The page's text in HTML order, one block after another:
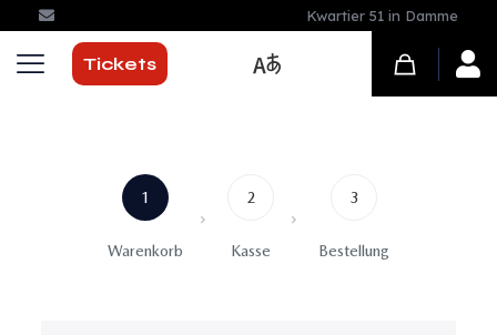
Kwartier 51 in Damme
Tickets
1
Warenkorb
2
Kasse
3
Bestellung